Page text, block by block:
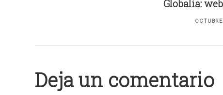
Globalia:
Deja un comentario